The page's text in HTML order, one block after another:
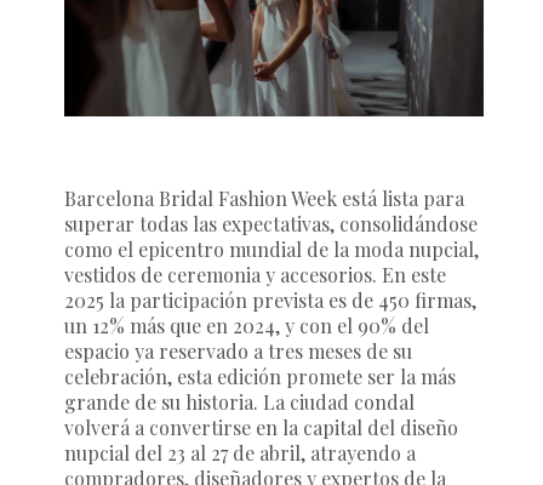
Barcelona Bridal Fashion Week está lista para
superar todas las expectativas, consolidándose
como el epicentro mundial de la moda nupcial,
vestidos de ceremonia y accesorios. En este
2025 la participación prevista es de 450 firmas,
un 12% más que en 2024, y con el 90% del
espacio ya reservado a tres meses de su
celebración, esta edición promete ser la más
grande de su historia. La ciudad condal
volverá a convertirse en la capital del diseño
nupcial del 23 al 27 de abril, atrayendo a
compradores, diseñadores y expertos de la